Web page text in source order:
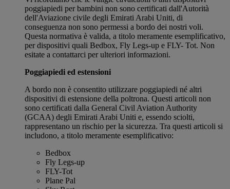
poggiapiedi per bambini non sono certificati dall'Autorità
dell'Aviazione civile degli Emirati Arabi Uniti, di
conseguenza non sono permessi a bordo dei nostri voli.
Questa normativa è valida, a titolo meramente esemplificativo,
per dispositivi quali Bedbox, Fly Legs-up e FLY- Tot. Non
esitate a contattarci per ulteriori informazioni.
Poggiapiedi ed estensioni
A bordo non è consentito utilizzare poggiapiedi né altri
dispositivi di estensione della poltrona. Questi articoli non
sono certificati dalla General Civil Aviation Authority
(GCAA) degli Emirati Arabi Uniti e, essendo sciolti,
rappresentano un rischio per la sicurezza. Tra questi articoli si
includono, a titolo meramente esemplificativo:
Bedbox
Fly Legs-up
FLY-Tot
Plane Pal